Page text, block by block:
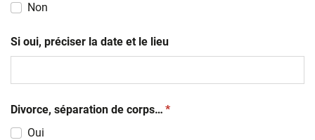
Non
Si oui, préciser la date et le lieu
Divorce, séparation de corps… (obligatoire)
*
Oui